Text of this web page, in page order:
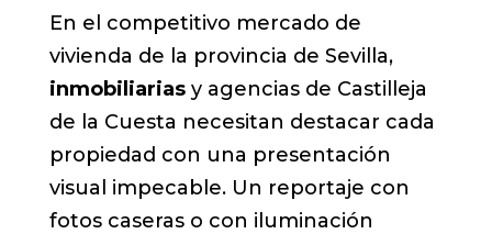
En el competitivo mercado de
vivienda de la provincia de Sevilla,
inmobiliariasy agencias de Castilleja
de la Cuesta necesitan destacar cada
propiedad con una presentación
visual impecable. Un reportaje con
fotos caseras o con iluminación